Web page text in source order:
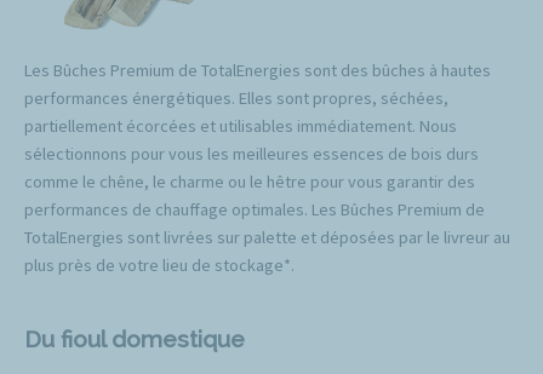
Les Bûches Premium de TotalEnergies sont des bûches à hautes
performances énergétiques. Elles sont propres, séchées,
partiellement écorcées et utilisables immédiatement. Nous
sélectionnons pour vous les meilleures essences de bois durs
comme le chêne, le charme ou le hêtre pour vous garantir des
performances de chauffage optimales. Les Bûches Premium de
TotalEnergies sont livrées sur palette et déposées par le livreur au
plus près de votre lieu de stockage*.
Du fioul domestique